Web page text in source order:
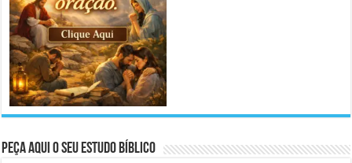
Peça aqui o seu Estudo Bíblico